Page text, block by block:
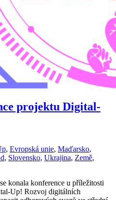
projektu Digital-
, Evropská unie, Maďarsko,
, Slovensko, Ukrajina, Země,
konala konference u příležitosti
Up! Rozvoj digitálních